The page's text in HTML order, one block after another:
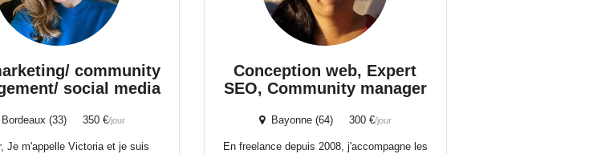
community
social media
(33) 350 €/jour
Je m'appelle Victoria et je suis
Conception web, Expert
SEO, Community manager
Bayonne (64) 300 €/jour
En freelance depuis 2008, j'accompagne les